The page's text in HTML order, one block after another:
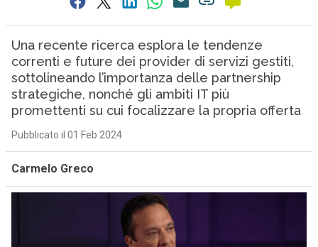
Una recente ricerca esplora le tendenze
correnti e future dei provider di servizi gestiti,
sottolineando l’importanza delle partnership
strategiche, nonché gli ambiti IT più
promettenti su cui focalizzare la propria offerta
Pubblicato il 01 Feb 2024
Carmelo Greco